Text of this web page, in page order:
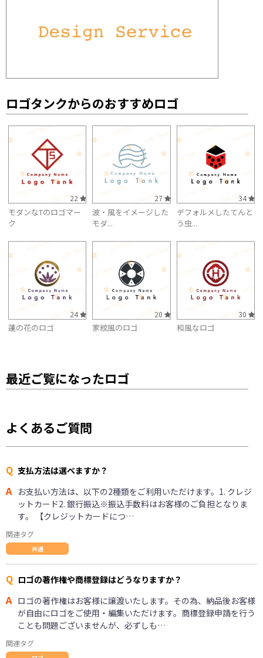
ロゴタンクからのおすすめロゴ
22
モダンなTのロゴマー
ク
27
波・風をイメージした
モダ...
34
デフォルメしたてんと
う虫...
24
蓮の花のロゴ
20
家紋風のロゴ
30
和風なロゴ
最近ご覧になったロゴ
よくあるご質問
Q 支払方法は選べますか？
A お支払い方法は、以下の2種類をご利用いただけます。1. クレジ
ットカード2. 銀行振込※振込手数料はお客様のご負担となりま
す。 【クレジットカードにつ…
関連タグ
共通
Q ロゴの著作権や商標登録はどうなりますか？
A ロゴの著作権はお客様に譲渡いたします。その為、納品後お客様
が自由にロゴをご使用・編集いただけます。商標登録申請を行う
ことも問題ございませんが、必ずしも…
関連タグ